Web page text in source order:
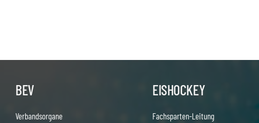
BEV
Verbandsorgane
EISHOCKEY
Fachsparten-Leitung